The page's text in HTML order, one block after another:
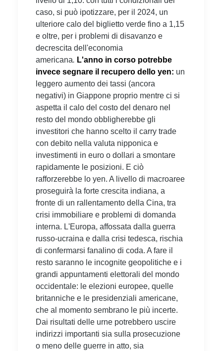
caso, si può ipotizzare, per il 2024, un
ulteriore calo del biglietto verde fino a 1,15
e oltre, per i problemi di disavanzo e
decrescita dell'economia
americana. L'anno in corso potrebbe
invece segnare il recupero dello yen: un
leggero aumento dei tassi (ancora
negativi) in Giappone proprio mentre ci si
aspetta il calo del costo del denaro nel
resto del mondo obbligherebbe gli
investitori che hanno scelto il carry trade
con debito nella valuta nipponica e
investimenti in euro o dollari a smontare
rapidamente le posizioni. E ciò
rafforzerebbe lo yen. A livello di macroaree
proseguirà la forte crescita indiana, a
fronte di un rallentamento della Cina, tra
crisi immobiliare e problemi di domanda
interna. L'Europa, affossata dalla guerra
russo-ucraina e dalla crisi tedesca, rischia
di confermarsi fanalino di coda. A fare il
resto saranno le incognite geopolitiche e i
grandi appuntamenti elettorali del mondo
occidentale: le elezioni europee, quelle
britanniche e le presidenziali americane,
che al momento sembrano le più incerte.
Dai risultati delle urne potrebbero uscire
indirizzi importanti sia sulla prosecuzione
o meno delle guerre in atto, sia